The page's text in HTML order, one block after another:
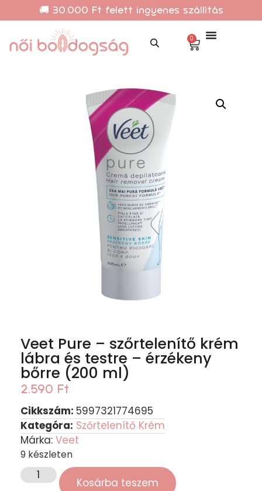
🚚 30.000 Ft felett ingyenes szállítás
0
Veet Pure – szőrtelenítő krém
lábra és testre – érzékeny
bőrre (200 ml)
2.590 Ft
Cikkszám: 5997321774695
Kategóra: Szőrtelenítő Krém
Márka: Veet
9 készleten
Kosárba teszem